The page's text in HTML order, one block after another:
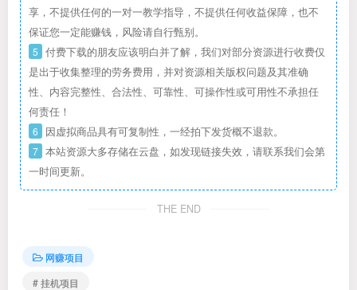
享，不提供任何的一对一教学指导，不提供任何收益保障，也不
保证您一定能赚钱，风险请自行甄别。
5 付费下载的朋友应该明白并了解，我们对部分资源进行收费仅
是出于收集整理的劳务费用，并对资源相关版权问题及其准确
性、内容完整性、合法性、可靠性、可操作性或可用性不承担任
何责任！
6 因虚拟商品具有可复制性，一经拍下发货概不退款。
7 本站资源大多存储在云盘，如发现链接失效，请联系我们会第
一时间更新。
THE END
网赚项目
# 挂机项目